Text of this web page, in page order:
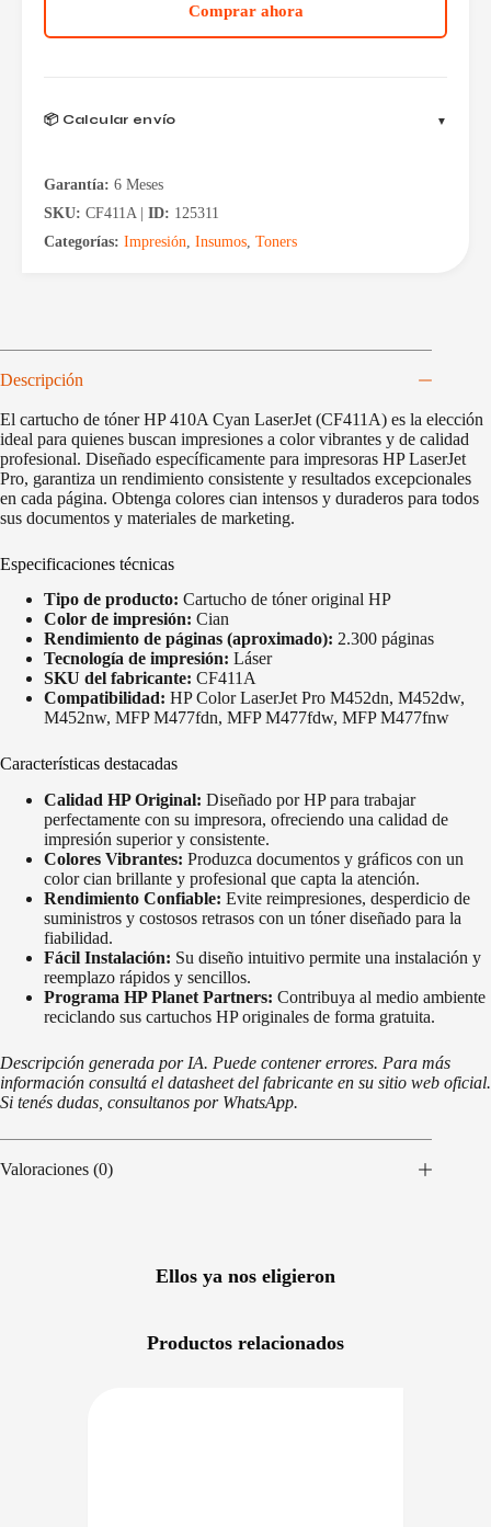
cantidad
Comprar ahora
📦 Calcular envío
Garantía: 6 Meses
SKU: CF411A | ID: 125311
Categorías: Impresión Insumos Toners
Descripción
El cartucho de tóner HP 410A Cyan LaserJet (CF411A) es la elección
ideal para quienes buscan impresiones a color vibrantes y de calidad
profesional. Diseñado específicamente para impresoras HP LaserJet
Pro, garantiza un rendimiento consistente y resultados excepcionales
en cada página. Obtenga colores cian intensos y duraderos para todos
sus documentos y materiales de marketing.
Especificaciones técnicas
Tipo de producto: Cartucho de tóner original HP
Color de impresión: Cian
Rendimiento de páginas (aproximado): 2.300 páginas
Tecnología de impresión: Láser
SKU del fabricante: CF411A
Compatibilidad: HP Color LaserJet Pro M452dn, M452dw,
M452nw, MFP M477fdn, MFP M477fdw, MFP M477fnw
Características destacadas
Calidad HP Original: Diseñado por HP para trabajar
perfectamente con su impresora, ofreciendo una calidad de
impresión superior y consistente.
Colores Vibrantes: Produzca documentos y gráficos con un
color cian brillante y profesional que capta la atención.
Rendimiento Confiable: Evite reimpresiones, desperdicio de
suministros y costosos retrasos con un tóner diseñado para la
fiabilidad.
Fácil Instalación: Su diseño intuitivo permite una instalación y
reemplazo rápidos y sencillos.
Programa HP Planet Partners: Contribuya al medio ambiente
reciclando sus cartuchos HP originales de forma gratuita.
Descripción generada por IA. Puede contener errores. Para más
información consultá el datasheet del fabricante en su sitio web oficial.
Si tenés dudas, consultanos por WhatsApp.
Valoraciones (0)
Ellos ya nos eligieron
Productos relacionados